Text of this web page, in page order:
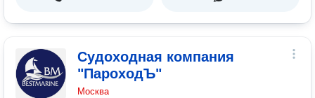
Судоходная компания
"ПароходЪ"
Москва